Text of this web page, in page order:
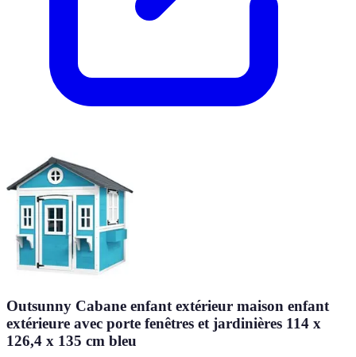
Outsunny Cabane enfant extérieur maison enfant
extérieure avec porte fenêtres et jardinières 114 x
126,4 x 135 cm bleu